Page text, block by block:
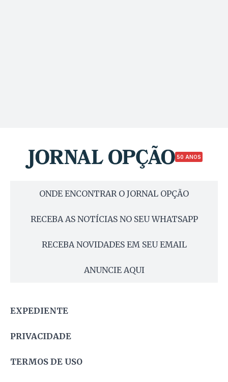
50 ANOS
ONDE ENCONTRAR O JORNAL OPÇÃO
RECEBA AS NOTÍCIAS NO SEU WHATSAPP
RECEBA NOVIDADES EM SEU EMAIL
ANUNCIE AQUI
EXPEDIENTE
PRIVACIDADE
TERMOS DE USO